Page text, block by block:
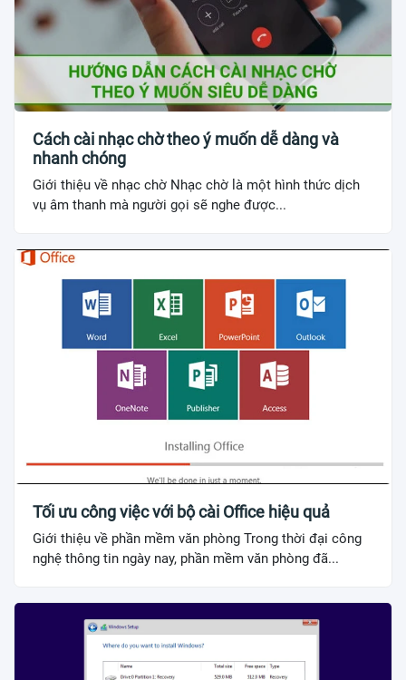
Cách cài nhạc chờ theo ý muốn dễ dàng và
nhanh chóng
Giới thiệu về nhạc chờ Nhạc chờ là một hình thức dịch
vụ âm thanh mà người gọi sẽ nghe được...
Tối ưu công việc với bộ cài Office hiệu quả
Giới thiệu về phần mềm văn phòng Trong thời đại công
nghệ thông tin ngày nay, phần mềm văn phòng đã...